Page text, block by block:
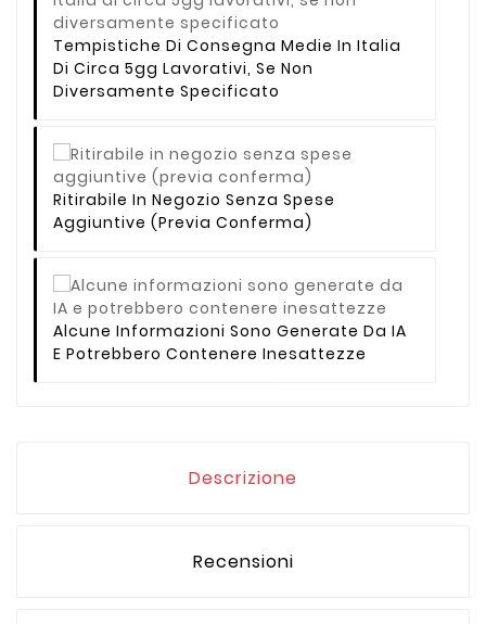
Tempistiche Di Consegna Medie In Italia
Di Circa 5gg Lavorativi, Se Non
Diversamente Specificato
Ritirabile In Negozio Senza Spese
Aggiuntive (previa Conferma)
Alcune Informazioni Sono Generate Da IA
E Potrebbero Contenere Inesattezze
Descrizione
Recensioni